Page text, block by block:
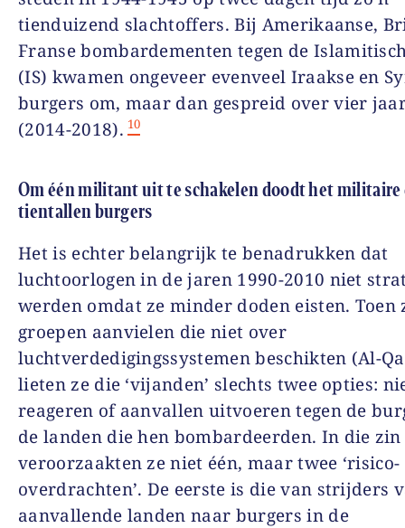
tienduizend slachtoffers. Bij Amerikaanse,
Franse bombardementen tegen de
(IS) kwamen ongeveer evenveel Iraakse en
burgers om, maar dan gespreid over vier
(2014-2018). 10
Om één militant uit te schakelen doodt het
tientallen burgers
Het is echter belangrijk te benadrukken dat
luchtoorlogen in de jaren 1990-2010 niet
werden omdat ze minder doden eisten. Toen
groepen aanvielen die niet over
luchtverdedigingssystemen beschikten (Al-
lieten ze die ‘vijanden’ slechts twee opties:
reageren of aanvallen uitvoeren tegen de
de landen die hen bombardeerden. In die zin
veroorzaakten ze niet één, maar twee ‘risico-
overdrachten’. De eerste is die van strijders
aanvallende landen naar burgers in de